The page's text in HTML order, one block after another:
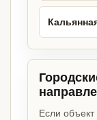
Если объект